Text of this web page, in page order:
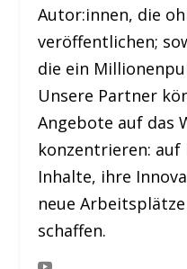
Autor:innen, die
veröffentlichen;
die ein
Unsere Partner
Angebote auf das
konzentrieren:
Inhalte, ihre
neue
schaffen.